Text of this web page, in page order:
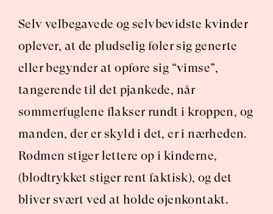
Selv velbegavede og selvbevidste kvinder
oplever, at de pludselig føler sig generte
eller begynder at opføre sig “vimse”,
tangerende til det pjankede, når
sommerfuglene flakser rundt i kroppen, og
manden, der er skyld i det, er i nærheden.
Rødmen stiger lettere op i kinderne,
(blodtrykket stiger rent faktisk), og det
bliver svært ved at holde øjenkontakt.